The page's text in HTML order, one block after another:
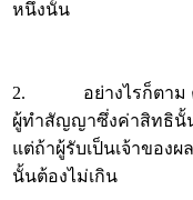
หนึ่งนั้น
2. อย่างไรก็ตาม ค่า
ผู้ทำสัญญาซึ่งค่าสิทธินั้
แต่ถ้าผู้รับเป็นเจ้าของ
นั้นต้องไม่เกิน